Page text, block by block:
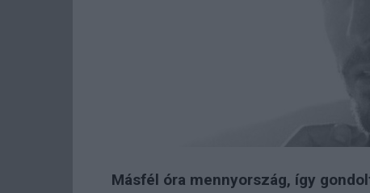
Másfél óra mennyország, így